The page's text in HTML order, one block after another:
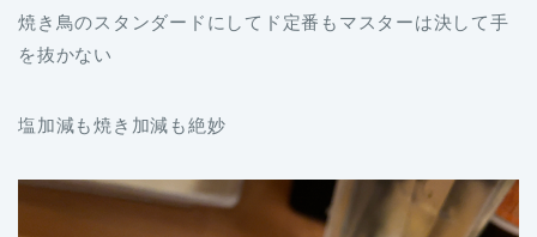
焼き鳥のスタンダードにしてド定番もマスターは決して手
を抜かない
塩加減も焼き加減も絶妙